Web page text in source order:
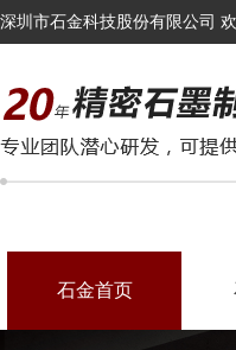
深圳市石金科技股份有限公司 欢
石金首页